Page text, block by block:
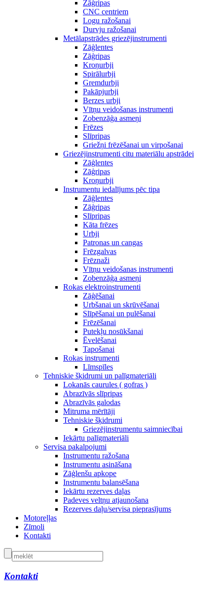
Zāģripas
CNC centriem
Logu ražošanai
Durvju ražošanai
Metālapstrādes griezējinstrumenti
Zāģlentes
Zāģripas
Kroņurbji
Spirālurbji
Gremdurbji
Pakāpjurbji
Berzes urbji
Vītņu veidošanas instrumenti
Zobenzāģa asmeņi
Frēzes
Slīpripas
Griežņi frēzēšanai un virpošanai
Griezējinstrumenti citu materiālu apstrādei
Zāģlentes
Zāģripas
Kroņurbji
Instrumentu iedalījums pēc tipa
Zāģlentes
Zāģripas
Slīpripas
Kāta frēzes
Urbji
Patronas un cangas
Frēzgalvas
Frēznaži
Vītņu veidošanas instrumenti
Zobenzāģa asmeņi
Rokas elektroinstrumenti
Zāģēšanai
Urbšanai un skrūvēšanai
Slīpēšanai un pulēšanai
Frēzēšanai
Putekļu nosūkšanai
Ēvelēšanai
Tapošanai
Rokas instrumenti
Līmspīles
Tehniskie šķidrumi un palīgmateriāli
Lokanās caurules ( gofras )
Abrazīvās slīpripas
Abrazīvās galodas
Mitruma mērītāji
Tehniskie šķidrumi
Griezējinstrumentu saimniecībai
Iekārtu palīgmateriāli
Servisa pakalpojumi
Instrumentu ražošana
Instrumentu asināšana
Zāģlenšu apkope
Instrumentu balansēšana
Iekārtu rezerves daļas
Padeves veltņu atjaunošana
Rezerves daļu/servisa pieprasījums
Motoreļļas
Zīmoli
Kontakti
Kontakti